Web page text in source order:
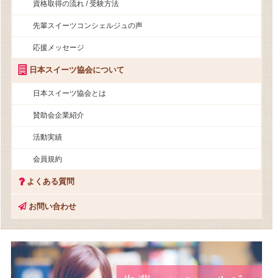
資格取得の流れ / 受験方法
先輩スイーツコンシェルジュの声
応援メッセージ
日本スイーツ協会について
日本スイーツ協会とは
賛助会企業紹介
活動実績
会員規約
よくある質問
お問い合わせ